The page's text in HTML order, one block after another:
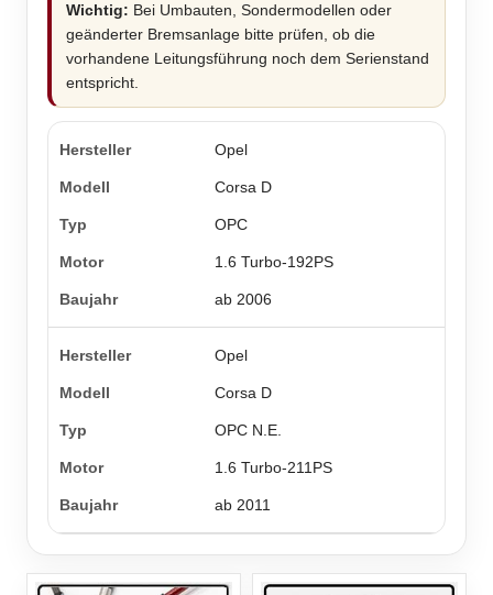
Wichtig: Bei Umbauten, Sondermodellen oder
geänderter Bremsanlage bitte prüfen, ob die
vorhandene Leitungsführung noch dem Serienstand
entspricht.
Opel
Corsa D
OPC
1.6 Turbo-192PS
ab 2006
Opel
Corsa D
OPC N.E.
1.6 Turbo-211PS
ab 2011